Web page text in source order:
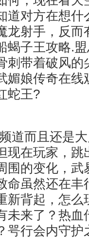
道对方在想什
龙射手，反而
蝎子王攻略.
刺带着破风的
媚娘传奇在线
蛇王?
道而且还是
现在玩家，跳
围的变化，武
命虽然还在丰
新背起，怎么
来了？热血
咢行会内守护